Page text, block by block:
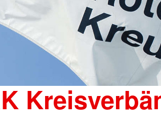
Mutter-Kind-Gruppe
Tagesgruppen
Schulische Betreuung für den
stationären Bereich
Elterncoach
Familienübergreifende Einzel- und
Gruppenangebote und
Psychodramatische Gruppenarbeit
in der Familienhilfe
DRK-